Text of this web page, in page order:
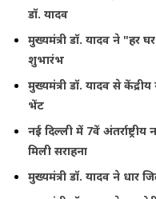
डॉ. यादव
मुख्यमंत्री डॉ. यादव ने "हर
शुभारंभ
मुख्यमंत्री डॉ. यादव से केंद्रीय
भेंट
नई दिल्ली में 7वें
मिली सराहना
मुख्यमंत्री डॉ. यादव ने धार